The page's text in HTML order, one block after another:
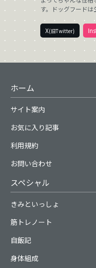
す。ドッグフード
X(旧Twitter)
ホーム
サイト案内
お気に入り記事
利用規約
お問い合わせ
スペシャル
きみといっしょ
筋トレノート
自飯記
身体組成